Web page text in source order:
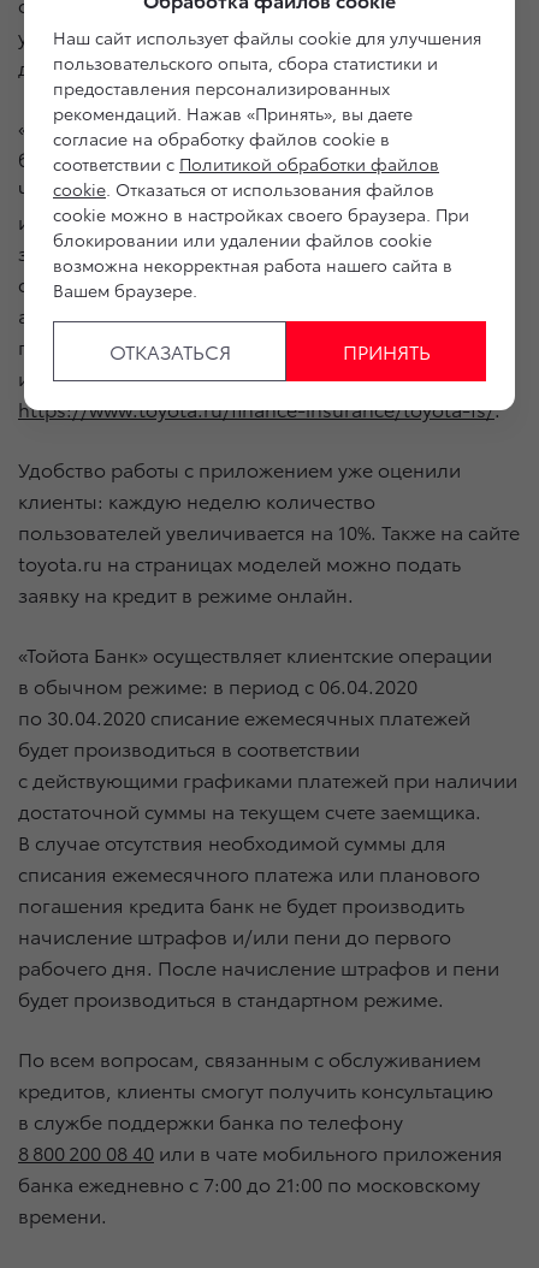
условия пролонгации программы будут
дополнительно пересмотрены.
«Тойота Банк» делает все, чтобы обеспечить
безопасность клиентов в условиях самоизоляции.
Чтобы минимизировать использования банкоматов
и терминалов оплаты, банк отменил комиссию
за погашение кредита до 75 000 рублей через
собственное мобильное приложение до конца
апреля. Таким образом, клиенты смогут произвести
платеж по кредиту дистанционно, не выходя
из дома. Скачать приложение можно по ссылке
https://www.toyota.ru/finance-insurance/toyota-fs/.
Удобство работы с приложением уже оценили
клиенты: каждую неделю количество
пользователей увеличивается на 10%. Также на сайте
toyota.ru на страницах моделей можно подать
заявку на кредит в режиме онлайн.
«Тойота Банк» осуществляет клиентские операции
в обычном режиме: в период с 06.04.2020
по 30.04.2020 списание ежемесячных платежей
будет производиться в соответствии
с действующими графиками платежей при наличии
достаточной суммы на текущем счете заемщика.
В случае отсутствия необходимой суммы для
списания ежемесячного платежа или планового
погашения кредита банк не будет производить
начисление штрафов и/или пени до первого
рабочего дня. После начисление штрафов и пени
будет производиться в стандартном режиме.
По всем вопросам, связанным с обслуживанием
кредитов, клиенты смогут получить консультацию
в службе поддержки банка по телефону
8 800 200 08 40 или в чате мобильного приложения
банка ежедневно с 7:00 до 21:00 по московскому
времени.
Наш сайт использует файлы cookie для улучшения
пользовательского опыта, сбора статистики и
предоставления персонализированных
рекомендаций. Нажав «Принять», вы даете
согласие на обработку файлов cookie в
соответствии с Политикой обработки файлов
cookie. Отказаться от использования файлов
cookie можно в настройках своего браузера. При
блокировании или удалении файлов cookie
возможна некорректная работа нашего сайта в
Вашем браузере.
ОТКАЗАТЬСЯ ПРИНЯТЬ